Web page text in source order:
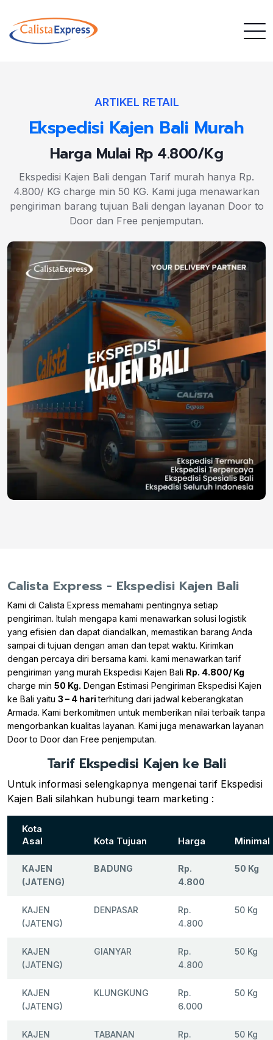
ARTIKEL RETAIL
Ekspedisi Kajen Bali Murah
Harga Mulai Rp 4.800/Kg
Ekspedisi Kajen Bali dengan Tarif murah hanya Rp.
4.800/ KG charge min 50 KG. Kami juga menawarkan
pengiriman barang tujuan Bali dengan layanan Door to
Door dan Free penjemputan.
Calista Express - Ekspedisi Kajen Bali
Kami di Calista Express memahami pentingnya setiap
pengiriman. Itulah mengapa kami menawarkan solusi logistik
yang efisien dan dapat diandalkan, memastikan barang Anda
sampai di tujuan dengan aman dan tepat waktu. Kirimkan
dengan percaya diri bersama kami. kami menawarkan tarif
pengiriman yang murah Ekspedisi Kajen Bali Rp. 4.800/ Kg
charge min 50 Kg. Dengan Estimasi Pengiriman Ekspedisi Kajen
ke Bali yaitu 3 – 4 hariterhitung dari jadwal keberangkatan
Armada. Kami berkomitmen untuk memberikan nilai terbaik tanpa
mengorbankan kualitas layanan. Kami juga menawarkan layanan
Door to Door dan Free penjemputan.
Tarif Ekspedisi Kajen ke Bali
Untuk informasi selengkapnya mengenai tarif Ekspedisi
Kajen Bali silahkan hubungi team marketing :
Kota
Asal
Kota Tujuan Harga Minimal
KAJEN
(JATENG)
BADUNG
Rp.
4.800
50 Kg
KAJEN
(JATENG)
DENPASAR
Rp.
4.800
50 Kg
KAJEN
(JATENG)
GIANYAR
Rp.
4.800
50 Kg
KAJEN
(JATENG)
KLUNGKUNG
Rp.
6.000
50 Kg
KAJEN
TABANAN
Rp.
50 Kg